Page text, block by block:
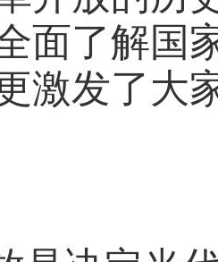
面了解国
激发了大